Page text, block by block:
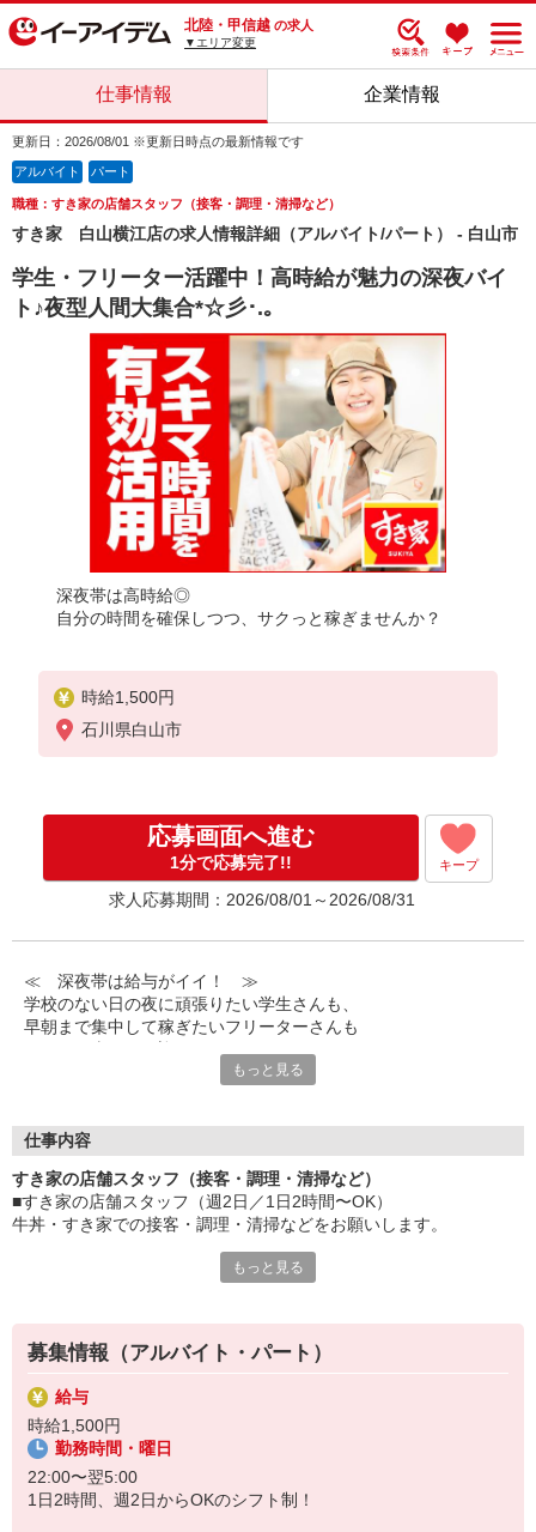
北陸・甲信越 の求人
▼エリア変更
仕事情報 企業情報
更新日：2026/08/01 ※更新日時点の最新情報です
アルバイト パート
職種：すき家の店舗スタッフ（接客・調理・清掃など）
すき家 白山横江店の求人情報詳細（アルバイト/パート） - 白山市
学生・フリーター活躍中！高時給が魅力の深夜バイ
ト♪夜型人間大集合*☆彡･.｡
深夜帯は高時給◎
自分の時間を確保しつつ、サクっと稼ぎませんか？
時給1,500円
石川県白山市
応募画面へ進む
1分で応募完了!! キープ
求人応募期間：2026/08/01～2026/08/31
≪ 深夜帯は給与がイイ！ ≫
学校のない日の夜に頑張りたい学生さんも、
早朝まで集中して稼ぎたいフリーターさんも
オシャレを捨てる必要はありません！
急な出費も安心♪
■社員登用あり
将来を考えている方は必見です。
なか卯、かつ庵、ココス、ジョリーパスタ、ビッグボーイ、華屋
ョーグループ！
その中のひとつ『すき家』でお仕事しませんか？
もっと見る
仕事内容
すき家の店舗スタッフ（接客・調理・清掃など）
■すき家の店舗スタッフ（週2日／1日2時間〜OK）
牛丼・すき家での接客・調理・清掃などをお願いします。
あなたの笑顔で！
すばやく提供！
他にも、食材の調整や金銭管理、新しく入社したクルーの研修など
様々なお仕事があります。
セルフオーダー、セルフ会計で、現金の受け渡しはほとんどありま
せん。※一部店舗を除く
取り間違いもなく安心でスムーズ♪
もっと見る
募集情報（アルバイト・パート）
給与
時給1,500円
勤務時間・曜日
22:00〜翌5:00
1日2時間、週2日からOKのシフト制！